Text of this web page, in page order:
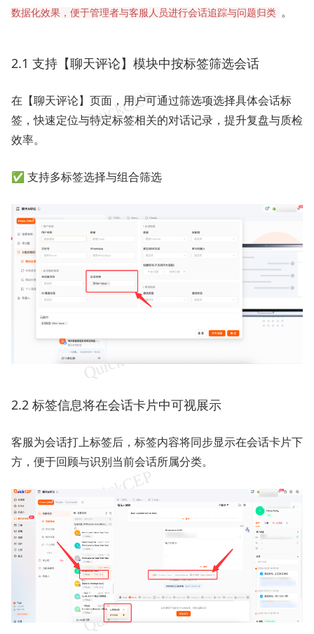
数据化效果，便于管理者与客服人员进行会话追踪与问题归类 。
2.1 支持【聊天评论】模块中按标签筛选会话
在【聊天评论】页面，用户可通过筛选项选择具体会话标
签，快速定位与特定标签相关的对话记录，提升复盘与质检
效率。
✅ 支持多标签选择与组合筛选
2.2 标签信息将在会话卡片中可视展示
客服为会话打上标签后，标签内容将同步显示在会话卡片下
方，便于回顾与识别当前会话所属分类。